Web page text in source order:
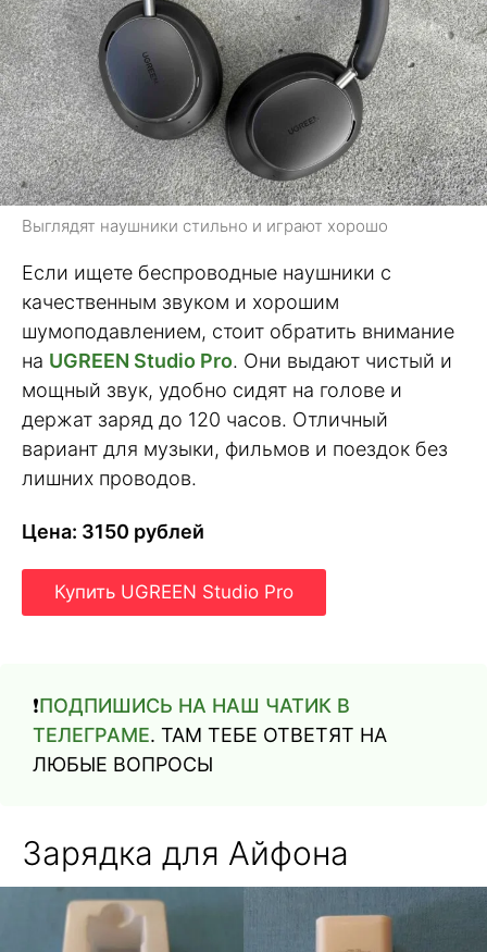
Выглядят наушники стильно и играют хорошо
Если ищете беспроводные наушники с
качественным звуком и хорошим
шумоподавлением, стоит обратить внимание
на UGREEN Studio Pro. Они выдают чистый и
мощный звук, удобно сидят на голове и
держат заряд до 120 часов. Отличный
вариант для музыки, фильмов и поездок без
лишних проводов.
Цена: 3150 рублей
Купить UGREEN Studio Pro
❗️ПОДПИШИСЬ НА НАШ ЧАТИК В
ТЕЛЕГРАМЕ. ТАМ ТЕБЕ ОТВЕТЯТ НА
ЛЮБЫЕ ВОПРОСЫ
Зарядка для Айфона